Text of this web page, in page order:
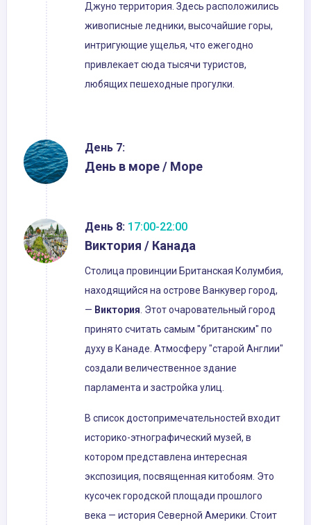
Джуно территория. Здесь расположились
живописные ледники, высочайшие горы,
интригующие ущелья, что ежегодно
привлекает сюда тысячи туристов,
любящих пешеходные прогулки.
День 7:
День в море / Море
День 8: 17:00-22:00
Виктория / Канада
Столица провинции Британская Колумбия,
находящийся на острове Ванкувер город,
— Виктория . Этот очаровательный город
принято считать самым "британским" по
духу в Канаде. Атмосферу "старой Англии"
создали величественное здание
парламента и застройка улиц.
В список достопримечательностей входит
историко-этнографический музей, в
котором представлена интересная
экспозиция, посвященная китобоям. Это
кусочек городской площади прошлого
века — история Северной Америки. Стоит